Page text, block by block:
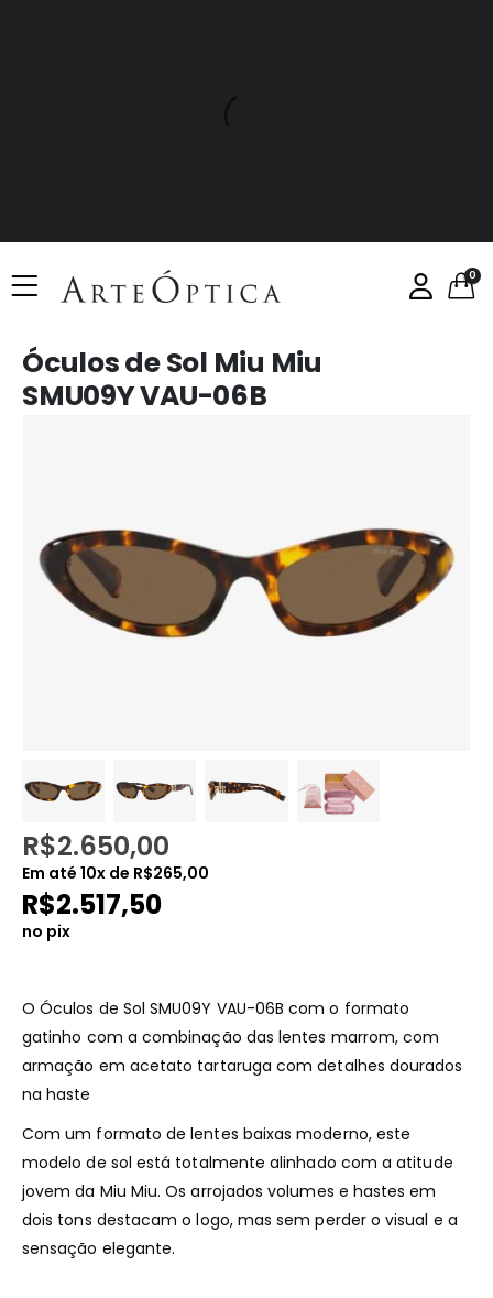
0
Óculos de Sol Miu Miu
SMU09Y VAU-06B
R$2.650,00
Em até 10x de R$265,00
R$2.517,50
no pix
O Óculos de Sol SMU09Y VAU-06B com o formato
gatinho com a combinação das lentes marrom, com
armação em acetato tartaruga com detalhes dourados
na haste
Com um formato de lentes baixas moderno, este
modelo de sol está totalmente alinhado com a atitude
jovem da Miu Miu. Os arrojados volumes e hastes em
dois tons destacam o logo, mas sem perder o visual e a
sensação elegante.